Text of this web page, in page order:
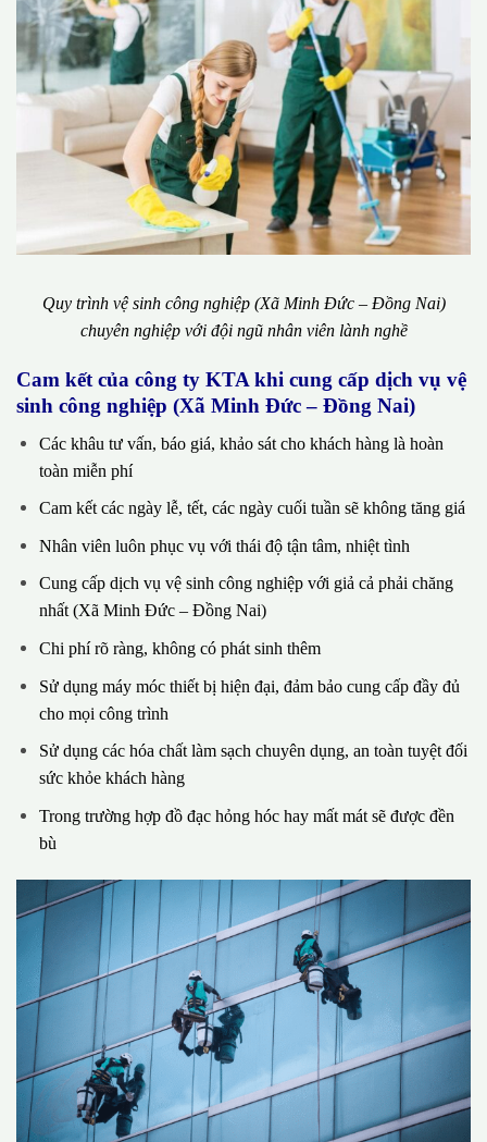
Quy trình vệ sinh công nghiệp (Xã Minh Đức – Đồng Nai)
chuyên nghiệp với đội ngũ nhân viên lành nghề
Cam kết của công ty KTA khi cung cấp dịch vụ vệ
sinh công nghiệp (Xã Minh Đức – Đồng Nai)
Các khâu tư vấn, báo giá, khảo sát cho khách hàng là hoàn
toàn miễn phí
Cam kết các ngày lễ, tết, các ngày cuối tuần sẽ không tăng giá
Nhân viên luôn phục vụ với thái độ tận tâm, nhiệt tình
Cung cấp dịch vụ vệ sinh công nghiệp với giả cả phải chăng
nhất (Xã Minh Đức – Đồng Nai)
Chi phí rõ ràng, không có phát sinh thêm
Sử dụng máy móc thiết bị hiện đại, đảm bảo cung cấp đầy đủ
cho mọi công trình
Sử dụng các hóa chất làm sạch chuyên dụng, an toàn tuyệt đối
sức khỏe khách hàng
Trong trường hợp đồ đạc hỏng hóc hay mất mát sẽ được đền
bù